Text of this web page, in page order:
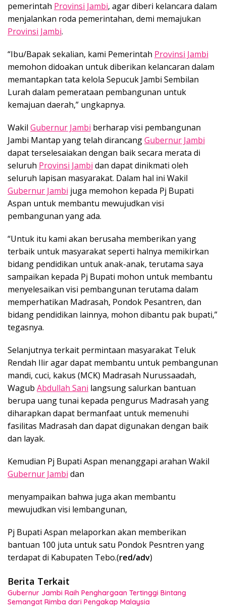
pemerintah Provinsi Jambi, agar diberi kelancara dalam
menjalankan roda pemerintahan, demi memajukan
Provinsi Jambi.
“Ibu/Bapak sekalian, kami Pemerintah Provinsi Jambi
memohon didoakan untuk diberikan kelancaran dalam
memantapkan tata kelola Sepucuk Jambi Sembilan
Lurah dalam pemerataan pembangunan untuk
kemajuan daerah,” ungkapnya.
Wakil Gubernur Jambi berharap visi pembangunan
Jambi Mantap yang telah dirancangGubernur Jambi
dapat terselesaiakan dengan baik secara merata di
seluruh Provinsi Jambi dan dapat dinikmati oleh
seluruh lapisan masyarakat. Dalam hal ini Wakil
Gubernur Jambi juga memohon kepada Pj Bupati
Aspan untuk membantu mewujudkan visi
pembangunan yang ada.
“Untuk itu kami akan berusaha memberikan yang
terbaik untuk masyarakat seperti halnya memikirkan
bidang pendidikan untuk anak-anak, terutama saya
sampaikan kepada Pj Bupati mohon untuk membantu
menyelesaikan visi pembangunan terutama dalam
memperhatikan Madrasah, Pondok Pesantren, dan
bidang pendidikan lainnya, mohon dibantu pak bupati,”
tegasnya.
Selanjutnya terkait permintaan masyarakat Teluk
Rendah Ilir agar dapat membantu untuk pembangunan
mandi, cuci, kakus (MCK) Madrasah Nurussaadah,
Wagub Abdullah Sani langsung salurkan bantuan
berupa uang tunai kepada pengurus Madrasah yang
diharapkan dapat bermanfaat untuk memenuhi
fasilitas Madrasah dan dapat digunakan dengan baik
dan layak.
Kemudian Pj Bupati Aspan menanggapi arahan Wakil
Gubernur Jambi dan
menyampaikan bahwa juga akan membantu
mewujudkan visi lembangunan,
Pj Bupati Aspan melaporkan akan memberikan
bantuan 100 juta untuk satu Pondok Pesntren yang
terdapat di Kabupaten Tebo.(red/adv)
Berita Terkait
Gubernur Jambi Raih Penghargaan Tertinggi Bintang
Semangat Rimba dari Pengakap Malaysia